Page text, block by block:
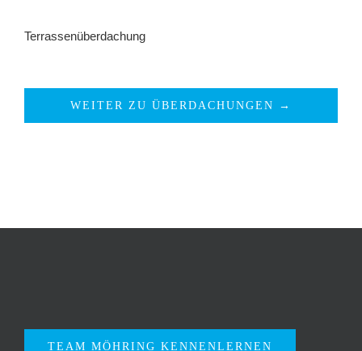
Terrassenüberdachung
WEITER ZU ÜBERDACHUNGEN →
TEAM MÖHRING KENNENLERNEN